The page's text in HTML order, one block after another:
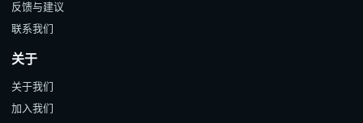
反馈与建议
联系我们
关于
关于我们
加入我们